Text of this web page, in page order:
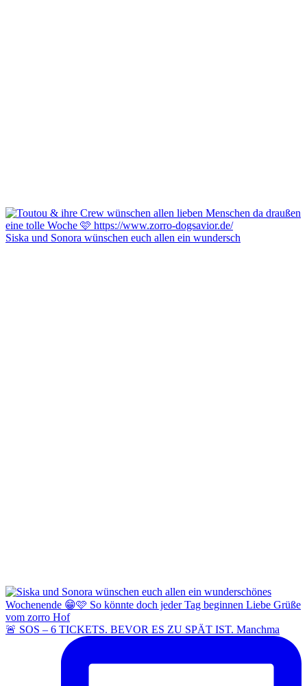
Siska und Sonora wünschen euch allen ein wundersch
🚨 SOS – 6 TICKETS. BEVOR ES ZU SPÄT IST. Manchma